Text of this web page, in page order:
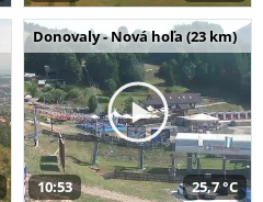
Donovaly - Nová hoľa (23 km)
10:53 25,7 °C